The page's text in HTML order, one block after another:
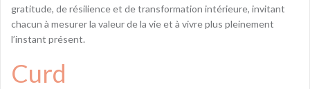
gratitude, de résilience et de transformation intérieure, invitant
chacun à mesurer la valeur de la vie et à vivre plus pleinement
l’instant présent.
Curd